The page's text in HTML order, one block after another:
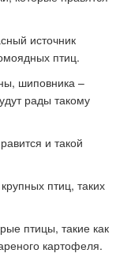
источник
птиц.
шиповника –
рады такому
и такой
птиц, таких
птицы, такие как
картофеля.